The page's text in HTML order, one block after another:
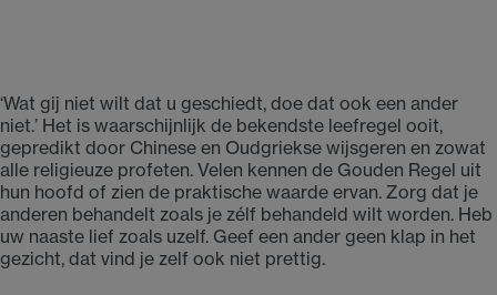
‘Wat gij niet wilt dat u geschiedt, doe dat ook een ander
niet.’ Het is waarschijnlijk de bekendste leefregel ooit,
gepredikt door Chinese en Oudgriekse wijsgeren en zowat
alle religieuze profeten. Velen kennen de Gouden Regel uit
hun hoofd of zien de praktische waarde ervan. Zorg dat je
anderen behandelt zoals je zélf behandeld wilt worden. Heb
uw naaste lief zoals uzelf. Geef een ander geen klap in het
gezicht, dat vind je zelf ook niet prettig.